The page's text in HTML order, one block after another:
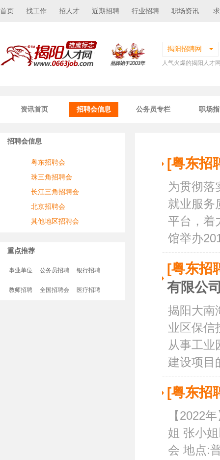
首页 找工作 招人才 近期招聘 行业招聘 职场资讯
揭阳招聘网
人气火爆的揭阳人才
资讯首页 招聘会信息 公务员专栏 职场
招聘会信息
粤东招聘会
珠三角招聘会
长江三角招聘会
北京招聘会
其他地区招聘会
重点推荐
事业单位 公务员招聘 银行招聘
教师招聘 全国招聘会 医疗招聘
[粤东招
为贯彻落
就业服务
平台，着
馆举办
[粤东招
有限公
揭阳大南
业区保信
从事工业
建设项目
[粤东招
【2022
姐 张小
会 地点: